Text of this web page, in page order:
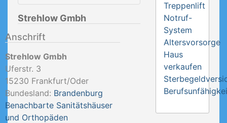
Strehlow Gmbh
Anschrift
Strehlow Gmbh
Uferstr. 3
15230 Frankfurt/Oder
Bundesland: Brandenburg
Benachbarte Sanitätshäuser
und Orthopäden
Treppenlift
Notruf-
System
Altersvorsorge
Haus
verkaufen